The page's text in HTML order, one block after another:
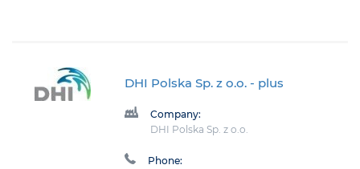
DHI Polska Sp. z o.o. - plus
Company:
DHI Polska Sp. z o.o.
Phone: